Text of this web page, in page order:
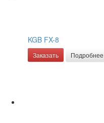
KGB FX-8
Заказать Подробнее